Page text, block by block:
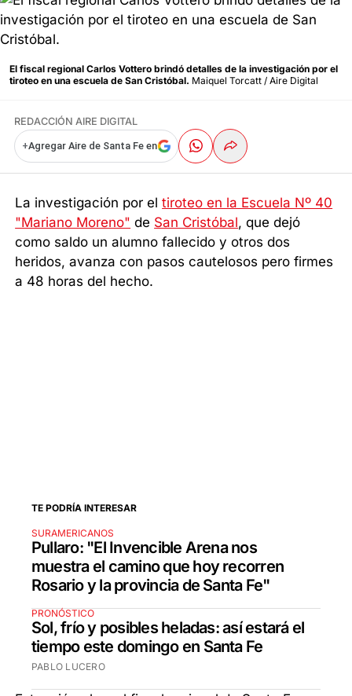
El fiscal regional Carlos Vottero brindó detalles de la investigación por el
tiroteo en una escuela de San Cristóbal. Maiquel Torcatt / Aire Digital
REDACCIÓN AIRE DIGITAL
+Agregar Aire de Santa Fe en
La investigación por eltiroteo en la Escuela Nº 40
"Mariano Moreno" de San Cristóbal, que dejó
como saldo un alumno fallecido y otros dos
heridos, avanza con pasos cautelosos pero firmes
a 48 horas del hecho.
TE PODRÍA INTERESAR
SURAMERICANOS
Pullaro: "El Invencible Arena nos
muestra el camino que hoy recorren
Rosario y la provincia de Santa Fe"
PRONÓSTICO
Sol, frío y posibles heladas: así estará el
tiempo este domingo en Santa Fe
PABLO LUCERO